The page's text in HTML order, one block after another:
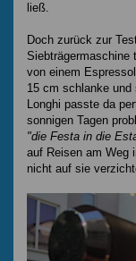
ließ.
Doch zurück zur
Siebträgermaschine
von einem
15 cm schlanke
Longhi passte da
sonnigen Tagen
"die Festa in die
auf Reisen am Weg
nicht auf sie